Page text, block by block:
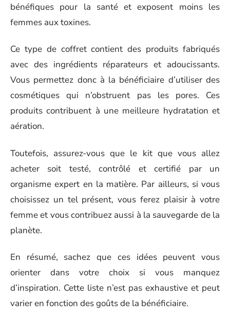
bénéfiques pour la santé et exposent moins les
femmes aux toxines.
Ce type de coffret contient des produits fabriqués
avec des ingrédients réparateurs et adoucissants.
Vous permettez donc à la bénéficiaire d’utiliser des
cosmétiques qui n’obstruent pas les pores. Ces
produits contribuent à une meilleure hydratation et
aération.
Toutefois, assurez-vous que le kit que vous allez
acheter soit testé, contrôlé et certifié par un
organisme expert en la matière. Par ailleurs, si vous
choisissez un tel présent, vous ferez plaisir à votre
femme et vous contribuez aussi à la sauvegarde de la
planète.
En résumé, sachez que ces idées peuvent vous
orienter dans votre choix si vous manquez
d’inspiration. Cette liste n’est pas exhaustive et peut
varier en fonction des goûts de la bénéficiaire.